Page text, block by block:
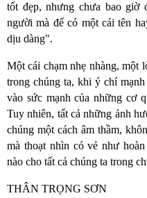
tốt đẹp, nhưng chưa bao giờ
người mà để có một cái tên
dịu dàng".
Một cái chạm nhẹ nhàng, một
trong chúng ta, khi ý chí
vào sức mạnh của những cơ
Tuy nhiên, tất cả những ảnh
chúng một cách âm thầm,
mà thoạt nhìn có vẻ như
nào cho tất cả chúng ta trong
THÂN TRỌNG SƠN